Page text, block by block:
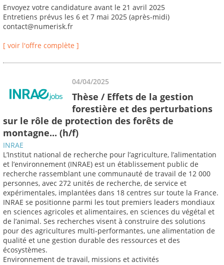
Envoyez votre candidature avant le 21 avril 2025
Entretiens prévus les 6 et 7 mai 2025 (après-midi)
contact@numerisk.fr
[ voir l'offre complète ]
04/04/2025
Thèse / Effets de la gestion
forestière et des perturbations
sur le rôle de protection des forêts de
montagne... (h/f)
INRAE
L’Institut national de recherche pour l’agriculture, l’alimentation
et l’environnement (INRAE) est un établissement public de
recherche rassemblant une communauté de travail de 12 000
personnes, avec 272 unités de recherche, de service et
expérimentales, implantées dans 18 centres sur toute la France.
INRAE se positionne parmi les tout premiers leaders mondiaux
en sciences agricoles et alimentaires, en sciences du végétal et
de l’animal. Ses recherches visent à construire des solutions
pour des agricultures multi-performantes, une alimentation de
qualité et une gestion durable des ressources et des
écosystèmes.
Environnement de travail, missions et activités